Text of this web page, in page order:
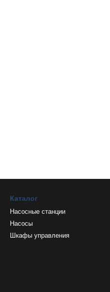
Каталог
Насосные станции
Насосы
Шкафы управления